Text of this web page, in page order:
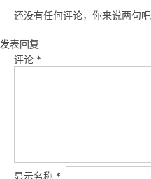
还没有任何评论，你来说两句吧
发表回复
评论 *
显示名称 *